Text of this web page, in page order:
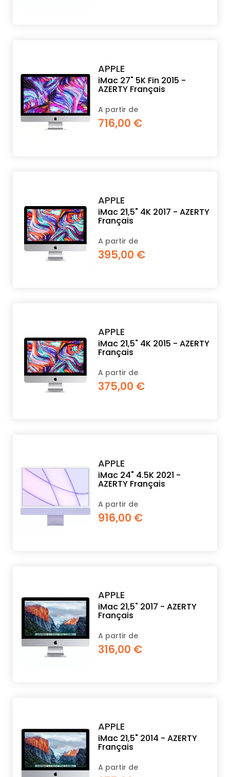
APPLE
iMac 27" 5K Fin 2015 -
AZERTY Français
A partir de
716,00 €
APPLE
iMac 21,5" 4K 2017 - AZERTY
Français
A partir de
395,00 €
APPLE
iMac 21,5" 4K 2015 - AZERTY
Français
A partir de
375,00 €
APPLE
iMac 24" 4.5K 2021 -
AZERTY Français
A partir de
916,00 €
APPLE
iMac 21,5" 2017 - AZERTY
Français
A partir de
316,00 €
APPLE
iMac 21,5" 2014 - AZERTY
Français
A partir de